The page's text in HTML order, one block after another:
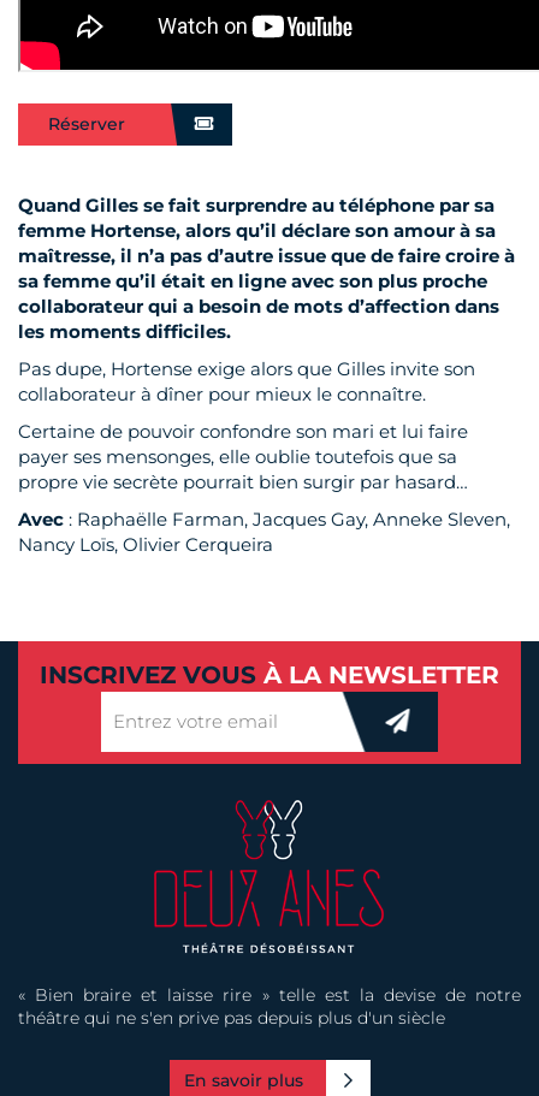
Réserver
Quand Gilles se fait surprendre au téléphone par sa
femme Hortense, alors qu’il déclare son amour à sa
maîtresse, il n’a pas d’autre issue que de faire croire à
sa femme qu’il était en ligne avec son plus proche
collaborateur qui a besoin de mots d’affection dans
les moments difficiles.
Pas dupe, Hortense exige alors que Gilles invite son
collaborateur à dîner pour mieux le connaître.
Certaine de pouvoir confondre son mari et lui faire
payer ses mensonges, elle oublie toutefois que sa
propre vie secrète pourrait bien surgir par hasard…
Avec : Raphaëlle Farman, Jacques Gay, Anneke Sleven,
Nancy Loïs, Olivier Cerqueira
INSCRIVEZ VOUS À LA NEWSLETTER
« Bien braire et laisse rire » telle est la devise de notre
théâtre qui ne s'en prive pas depuis plus d'un siècle
En savoir plus